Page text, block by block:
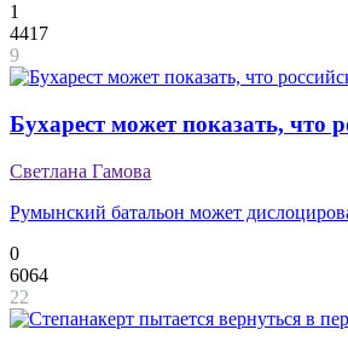
1
4417
9
Бухарест может показать, что
Светлана Гамова
Румынский батальон может
0
6064
22